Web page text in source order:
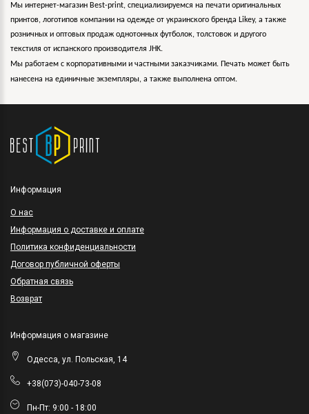
Мы интернет-магазин Best-print, специализируемся на печати оригинальных
принтов, логотипов компании на одежде от украинского бренда Likey, а также
розничных и оптовых продаж однотонных футболок, толстовок и другого
текстиля от испанского производителя JHK.
Мы работаем с корпоративными и частными заказчиками. Печать может быть
нанесена на единичные экземпляры, а также выполнена оптом.
Информация
O нас
Информация о доставке и оплате
Политика конфиденциальности
Договор публичной оферты
Обратная связь
Возврат
Информация о магазине
Одесса, ул. Польская, 14
+38(073)-040-73-08
Пн-Пт: 9:00 - 18:00